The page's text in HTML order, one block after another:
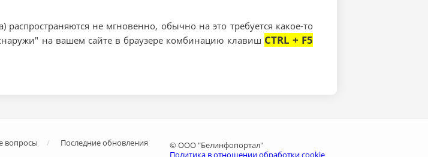
не мгновенно, обычно на это требуется какое-то
на вашем сайте в браузере комбинацию клавиш CTRL + F5
вопросы Последние обновления
© ООО "Белинфопортал"
Политика в отношении обработки cookie